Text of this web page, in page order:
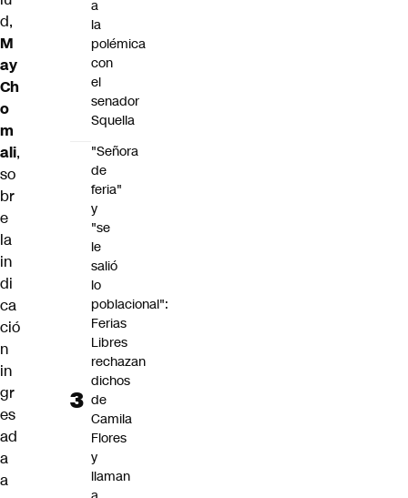
d,
M
ay
Ch
o
m
ali,
so
br
e
la
in
di
ca
ció
n
in
gr
es
ad
a
a
a
la
polémica
con
el
senador
Squella
"Señora
de
feria"
y
"se
le
salió
lo
poblacional":
Ferias
Libres
rechazan
dichos
de
Camila
Flores
y
llaman